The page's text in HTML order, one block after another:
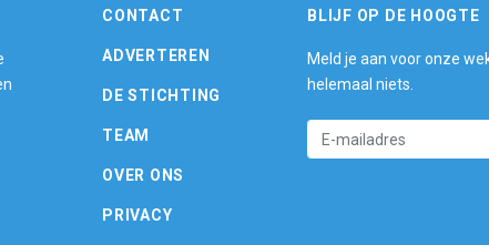
CONTACT
ADVERTEREN
DE STICHTING
TEAM
OVER ONS
PRIVACY
BLIJF OP DE HOOGTE
Meld je aan voor onze
helemaal niets.